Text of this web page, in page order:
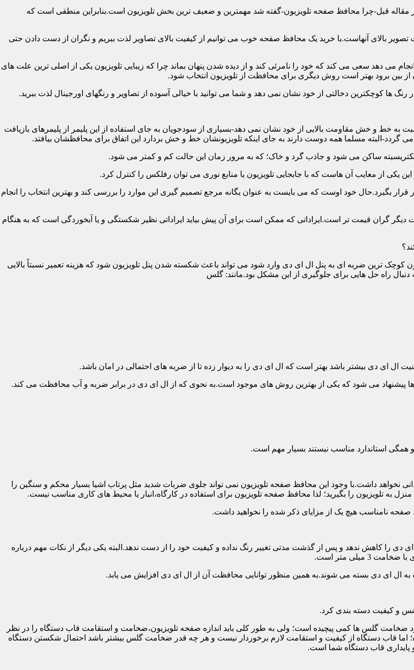
مقاله قبل-چرا محافظ صفحه تلویزیون-گفته شد مهمترین و ضعیف ترین بخش تلویزیون است.بنابراین منطقی است که
بالای آنهاست.با خرید یک محافظ صفحه خوب می توانیم از کیفیت بالای تصاویر لذت ببریم و نگران از دست دادن حتی
می دهد سعی می کند که خود را نامرئی کند و از دیده شدن پنهان بماند چرا که زیبایی تلویزیون یکی از اصلی ترین علت های
بین برود بهتر است روش دیگری برای محافظت از تلویزیون انتخاب شود.
خط و خش مقاومت بالایی از خود نشان نمی دهد-بسیاری از سودجویان به جای استفاده از این پلیمر از پلیمرهای بازیافت
البته مسلما همه دوست دارند به جای اینکه تلویزیونشان خط و خش بردارد این اتفاق برای محافظشان بیافتد.
بگیرد.حال خود اوست که می بایست به عنوان یگانه مرجع تصمیم گیری این موارد را بررسی کند و بهترین انتخاب را انجام
گران قیمت تر است.ایراداتی که ممکن است برای آن پیش بیاید ایراداتی نظیر شکستگی و یا آبخوردگی است که به هنگام
کوچک ترین ضربه ای به پنل ال ای دی وارد شود می تواند باعث شکسته شدن پنل تلویزیون شود که هزینه تعمیر نسبتاً بالایی
راه حل هایی برای جلوگیری از این مشکل بود.مانند: گلس
ال ای دی بیشتر باشد بهتر است که ال ای دی را به دیوار زده تا از ضربه های احتمالی در امان باشد.
می شود که یکی از بهترین روش های موجود است.به نحوی که از ال ای دی در برابر ضربه و آب محافظت می کند.
و همگی استاندارد مناسب نیستند بسیار مهم است.
نخواهد داشت.با وجود این محافظ صفحه تلویزیون نمی تواند جلوی ضربات شدید مثل پرتاب اشیا بسیار محکم و سنگین را
تلویزیون را بگیرید؛ لذا محافظ صفحه تلویزیون برای استفاده در کارگاه،انبار یا محیط های کاری مناسب نیست.
نامناسب هیچ یک از مزایای ذکر شده را نخواهید داشت.
را کاهش ندهد و پس از گذشت مدتی تغییر رنگ نداده و کیفیت خود را از دست ندهد.البته یکی دیگر از نکات مهم درباره
متر است.
به ال ای دی بسته می شوند.به همین منظور توانایی محافظت آن از ال ای دی افزایش می یابد.
و کیفیت دسته بندی کرد.
است.تصمیم گیری در مورد ضخامت گلس ها کمی پیچیده است؛ ولی به طور کلی باید اندازه صفحه تلویزیون،ضخامت و استقامت قاب دستگاه را در نظر
شده؛ اما قاب دستگاه از کیفیت و استقامت لازم برخوردار نیست و هر چه قدر ضخامت گلس بیشتر باشد احتمال شکستن دستگاه
قاب دستگاه شما است.